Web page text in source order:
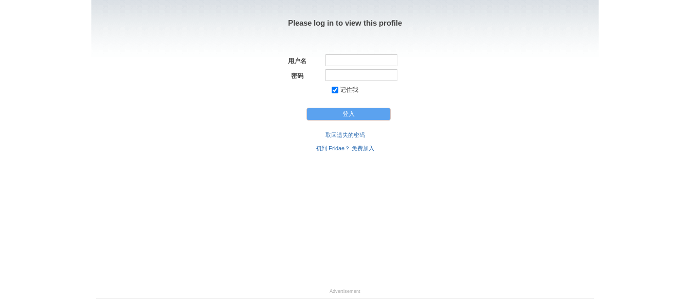
Please log in to view this profile
用户名
密码
记住我
取回遗失的密码
初到 Fridae？ 免费加入
Advertisement